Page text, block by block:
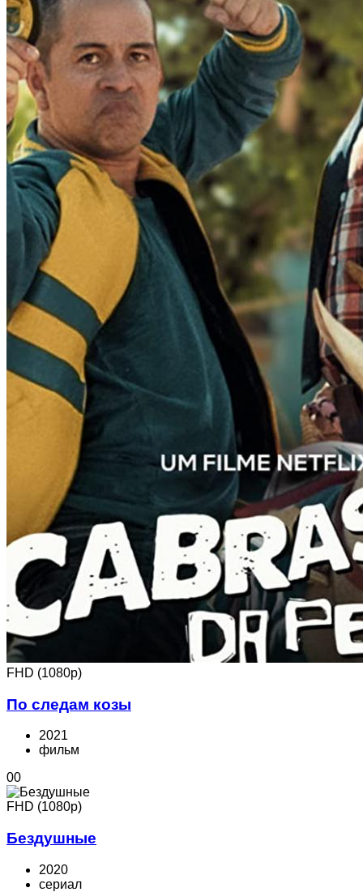
FHD (1080p)
По следам козы
2021
фильм
00
FHD (1080p)
Бездушные
2020
cериал